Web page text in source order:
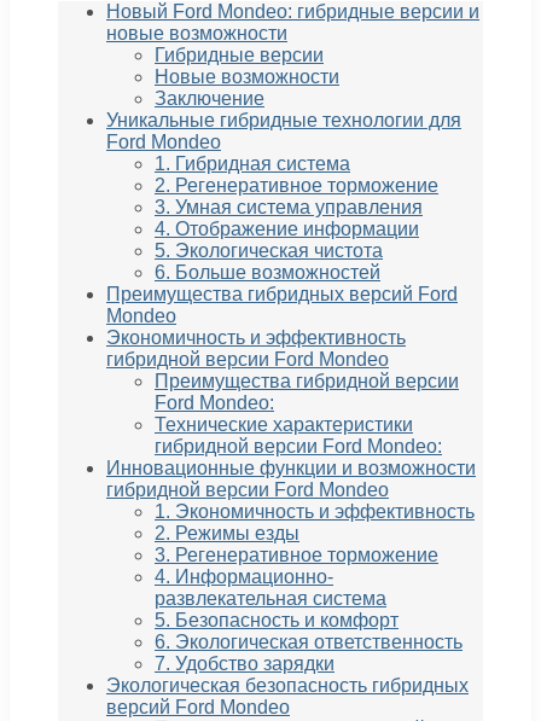
Новый Ford Mondeo: гибридные версии и
новые возможности
Гибридные версии
Новые возможности
Заключение
Уникальные гибридные технологии для
Ford Mondeo
1. Гибридная система
2. Регенеративное торможение
3. Умная система управления
4. Отображение информации
5. Экологическая чистота
6. Больше возможностей
Преимущества гибридных версий Ford
Mondeo
Экономичность и эффективность
гибридной версии Ford Mondeo
Преимущества гибридной версии
Ford Mondeo:
Технические характеристики
гибридной версии Ford Mondeo:
Инновационные функции и возможности
гибридной версии Ford Mondeo
1. Экономичность и эффективность
2. Режимы езды
3. Регенеративное торможение
4. Информационно-
развлекательная система
5. Безопасность и комфорт
6. Экологическая ответственность
7. Удобство зарядки
Экологическая безопасность гибридных
версий Ford Mondeo